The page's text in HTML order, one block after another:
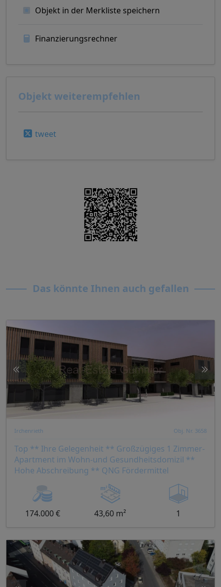
Objekt in der Merkliste speichern
Finanzierungsrechner
Objekt weiterempfehlen
tweet
Das könnte Ihnen auch gefallen
Irchenrieth Obj. Nr. 3658
Top ** Ihre Gelegenheit ** Großzügiges 1 Zimmer-
Apartment im Wohn-und Gesundheitsdomizil **
Hohe Abschreibung ** QNG Fördermittel
174.000 € 43,60 m² 1